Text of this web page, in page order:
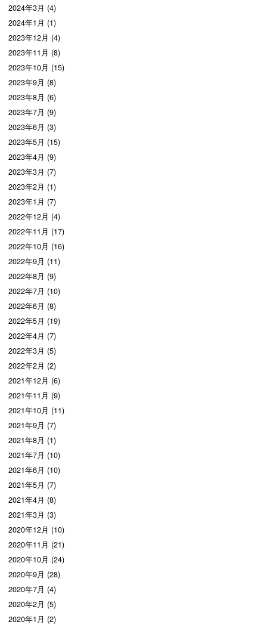
2024年3月 (4)
2024年1月 (1)
2023年12月 (4)
2023年11月 (8)
2023年10月 (15)
2023年9月 (8)
2023年8月 (6)
2023年7月 (9)
2023年6月 (3)
2023年5月 (15)
2023年4月 (9)
2023年3月 (7)
2023年2月 (1)
2023年1月 (7)
2022年12月 (4)
2022年11月 (17)
2022年10月 (16)
2022年9月 (11)
2022年8月 (9)
2022年7月 (10)
2022年6月 (8)
2022年5月 (19)
2022年4月 (7)
2022年3月 (5)
2022年2月 (2)
2021年12月 (6)
2021年11月 (9)
2021年10月 (11)
2021年9月 (7)
2021年8月 (1)
2021年7月 (10)
2021年6月 (10)
2021年5月 (7)
2021年4月 (8)
2021年3月 (3)
2020年12月 (10)
2020年11月 (21)
2020年10月 (24)
2020年9月 (28)
2020年7月 (4)
2020年2月 (5)
2020年1月 (2)